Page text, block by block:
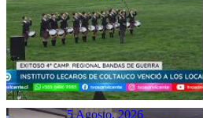
5 Agosto, 2026